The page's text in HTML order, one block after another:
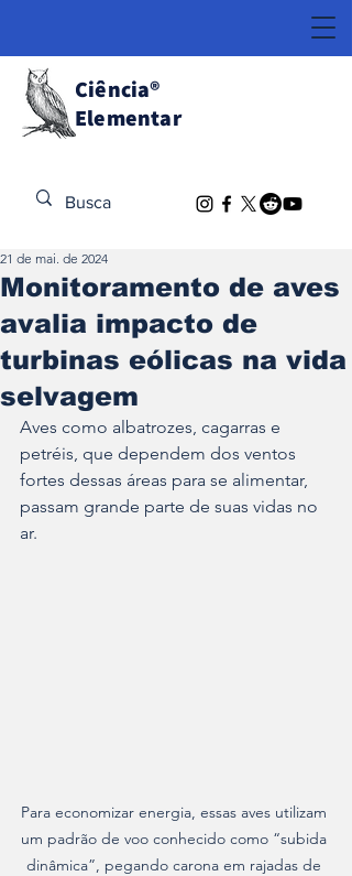
Ciência®
Elementar
Monitoramento de aves
avalia impacto de
turbinas eólicas na vida
selvagem
21 de mai. de 2024
Aves como albatrozes, cagarras e
petréis, que dependem dos ventos
fortes dessas áreas para se alimentar,
passam grande parte de suas vidas no
ar.
Para economizar energia, essas aves utilizam
um padrão de voo conhecido como “subida
dinâmica”, pegando carona em rajadas de